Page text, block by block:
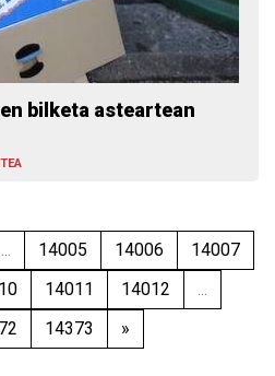
bilketa asteartean
... 14005 14006
14007
14011 14012
...
14373 »